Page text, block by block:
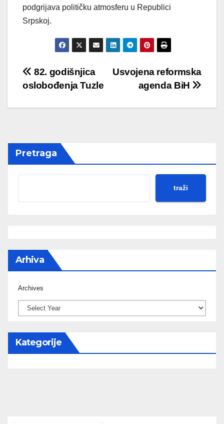
podgrijava političku atmosferu u Republici
Srpskoj.
Post
navigation
Usvojena reformska
agenda BiH
82. godišnjica
oslobođenja Tuzle
Pretraga
traži
Arhiva
Archives
Kategorije